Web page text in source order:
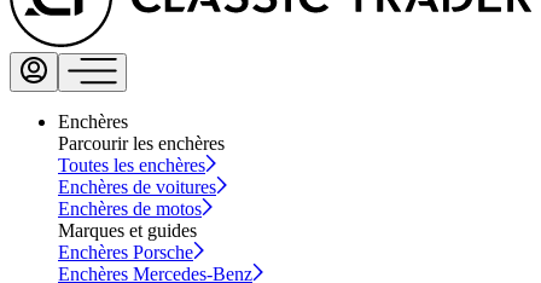
Enchères
Parcourir les enchères
Toutes les enchères
Enchères de voitures
Enchères de motos
Marques et guides
Enchères Porsche
Enchères Mercedes-Benz